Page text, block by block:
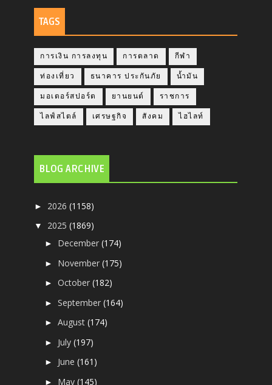
TAGS
การเงิน การลงทุน การตลาด กีฬา
ท่องเที่ยว ธนาคาร ประกันภัย น้ำมัน
มอเตอร์สปอร์ต ยานยนต์ ราชการ
ไลฟ์สไตล์ เศรษฐกิจ สังคม ไฮไลท์
BLOG ARCHIVE
► 2026(1158)
▼ 2025(1869)
► December(174)
► November(175)
►October(182)
►September(164)
►August(174)
► July(197)
► June(161)
► May(145)